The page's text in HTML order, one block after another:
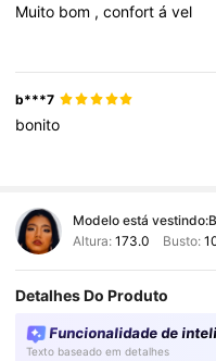
Muito bom ,confortável
b***7
bonito
Modelo está vestindo:
Altura: 173.0 Busto:
Detalhes Do Produto
Funcionalidade de
Texto baseado em detalhes